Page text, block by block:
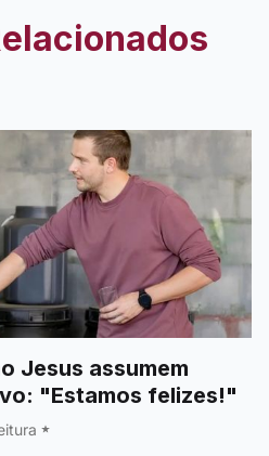
Jesus assumem
"Estamos felizes!"